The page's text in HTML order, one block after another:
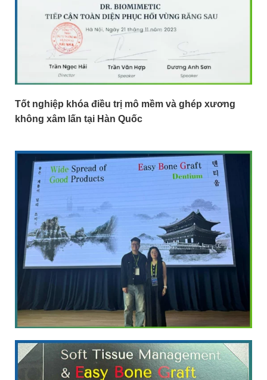
Tốt nghiệp khóa điều trị mô mềm và ghép xương
không xâm lấn tại Hàn Quốc